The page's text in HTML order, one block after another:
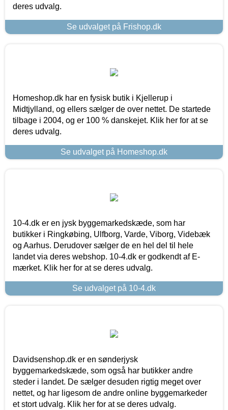
deres udvalg.
Se udvalget på Frishop.dk
Homeshop.dk har en fysisk butik i Kjellerup i
Midtjylland, og ellers sælger de over nettet. De startede
tilbage i 2004, og er 100 % danskejet. Klik her for at se
deres udvalg.
Se udvalget på Homeshop.dk
10-4.dk er en jysk byggemarkedskæde, som har
butikker i Ringkøbing, Ulfborg, Varde, Viborg, Videbæk
og Aarhus. Derudover sælger de en hel del til hele
landet via deres webshop. 10-4.dk er godkendt af E-
mærket. Klik her for at se deres udvalg.
Se udvalget på 10-4.dk
Davidsenshop.dk er en sønderjysk
byggemarkedskæde, som også har butikker andre
steder i landet. De sælger desuden rigtig meget over
nettet, og har ligesom de andre online byggemarkeder
et stort udvalg. Klik her for at se deres udvalg.